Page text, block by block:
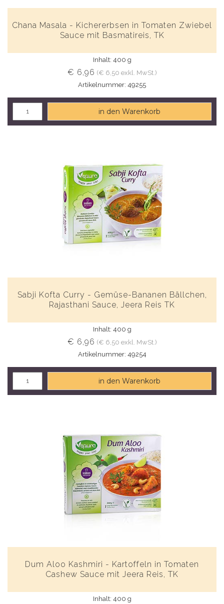
Chana Masala - Kichererbsen in Tomaten Zwiebel
Sauce mit Basmatireis, TK
Inhalt: 400 g
€ 6,96 (€ 6,50 exkl. MwSt.)
Artikelnummer: 49255
in den Warenkorb
Sabji Kofta Curry - Gemüse-Bananen Bällchen,
Rajasthani Sauce, Jeera Reis TK
Inhalt: 400 g
€ 6,96 (€ 6,50 exkl. MwSt.)
Artikelnummer: 49254
in den Warenkorb
Dum Aloo Kashmiri - Kartoffeln in Tomaten
Cashew Sauce mit Jeera Reis, TK
Inhalt: 400 g